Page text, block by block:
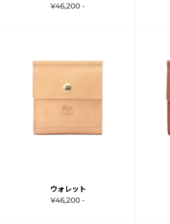
¥46,200 -
ウォレット
¥46,200 -